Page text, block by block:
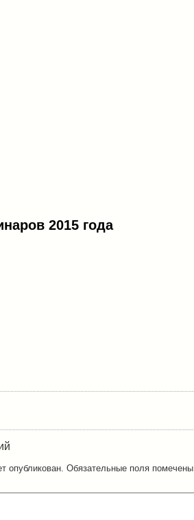
2015 года
опубликован. Обязательные поля помечены